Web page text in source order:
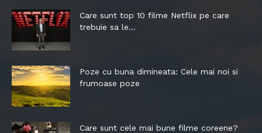
Care sunt top 10 filme Netflix pe care
trebuie sa le...
Poze cu buna dimineata: Cele mai noi si
frumoase poze
Care sunt cele mai bune filme coreene?